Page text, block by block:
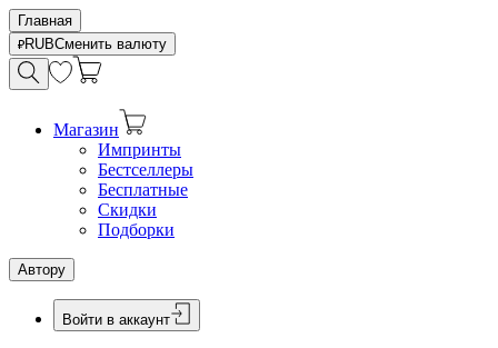
Главная
RUBСменить валюту
Магазин
Импринты
Бестселлеры
Бесплатные
Скидки
Подборки
Автору
Войти в аккаунт